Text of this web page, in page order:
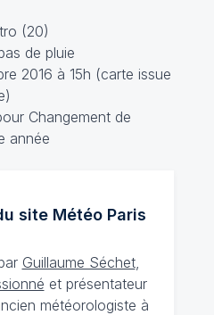
(20)
de pluie
2016 à 15h (carte issue
site MétéoParis
Guillaume Séchet,
et présentateur
météorologiste à